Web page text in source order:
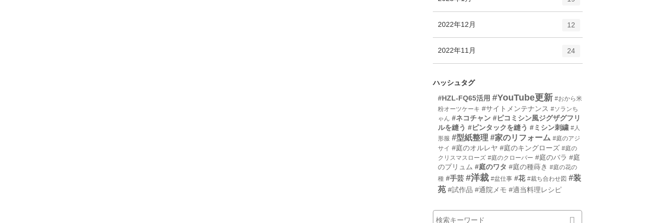
ー
数
リ
ー
数
2022年12月
ー
12
2022年11月
数
24
ハッシュタグ
#HZL-FQ65活用 #YouTube更新 #おから米
粉オーツケーキ #サイトメンテナンス #ソランち
ゃん #ネコチャン #ピコミシン風ジグザグフリ
ルを縫う #ピンタックを縫う #ミシン刺繍 #人
形服 #型紙整理 #家のリフォーム #庭のアジ
サイ #庭のオルレヤ #庭のキングローズ #庭の
クリスマスローズ #庭のクローバー #庭のバラ #庭
のプリュム #庭のワタ #庭の種蒔き #庭の花の
種 #手芸 #洋裁 #盆仕事 #花 #裁ち合わせ図 #装
苑 #試作品 #通院メモ #適当料理レシピ